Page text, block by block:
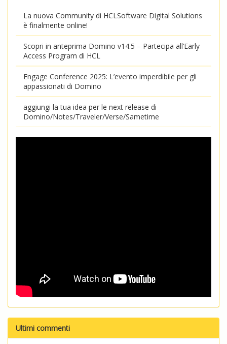
La nuova Community di HCLSoftware Digital Solutions
è finalmente online!
Scopri in anteprima Domino v14.5 – Partecipa all’Early
Access Program di HCL
Engage Conference 2025: L’evento imperdibile per gli
appassionati di Domino
aggiungi la tua idea per le next release di
Domino/Notes/Traveler/Verse/Sametime
Ultimi commenti